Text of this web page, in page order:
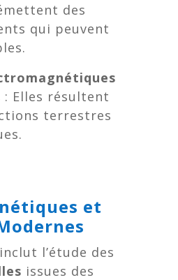
des
qui peuvent
: Elles résultent
terrestres
et
l’étude des
issues des